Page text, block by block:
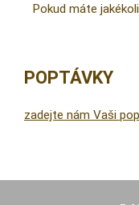
Pokud máte
POPTÁVKY
zadejte nám Vaši